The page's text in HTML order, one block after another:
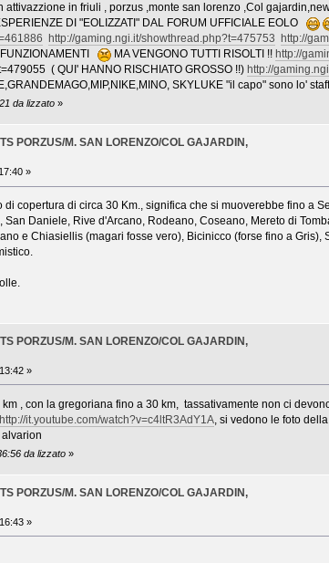
in friuli , porzus ,monte san lorenzo ,Col
DI "EOLIZZATI" DAL FORUM UFFICIALE EOLO
http://gaming.ngi.it/showthread.php?t=475753 http://
MA VENGONO TUTTI RISOLTI !! http://
( QUI' HANNO RISCHIATO GROSSO !!) http://
SKYLUKE "il capo" sono lo'
da lizzato»
PORZUS/M. SAN LORENZO/COL GAJARDIN,
»
copertura di circa 30 Km., significa che si muoverebbe fino a
Daniele, Rive d'Arcano, Rodeano, Coseano, Mereto di
e Chiasiellis (magari fosse vero), Bicinicco (forse fino a
PORZUS/M. SAN LORENZO/COL GAJARDIN,
»
, con la gregoriana fino a 30 km, tassativamente non ci
http://it.youtube.com/watch?v=c4ltR3AdY1A, si vedono le foto
da lizzato»
PORZUS/M. SAN LORENZO/COL GAJARDIN,
»